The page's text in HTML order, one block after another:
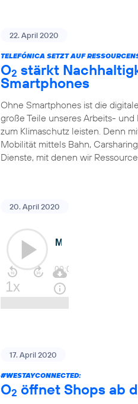
22. April 2020
TELEFÓNICA SETZT AUF
O2 stärkt
Smartphones
Ohne Smartphones ist die
große Teile unseres Arbeits-
zum Klimaschutz leisten. Denn
Mobilität mittels Bahn,
Dienste, mit denen wir
20. April 2020
17. April 2020
#WESTAYCONNECTED:
O2 öffnet Shops ab